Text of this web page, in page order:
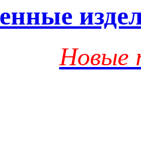
Новые